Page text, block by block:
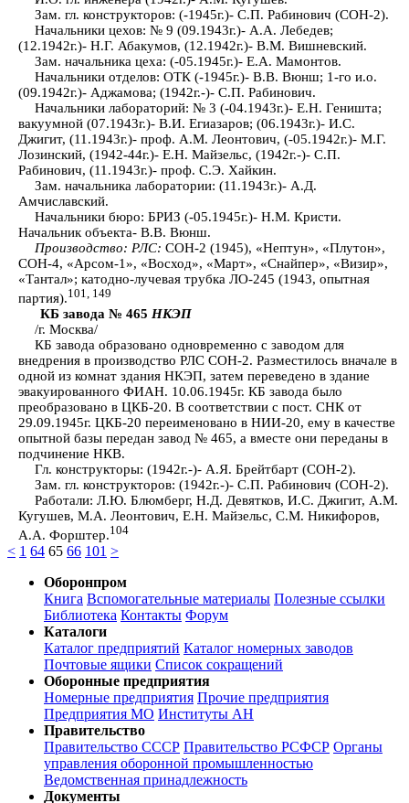
Зам. гл. конструкторов: (-1945г.)- С.П. Рабинович (СОН-2).
Начальники цехов: № 9 (09.1943г.)- А.А. Лебедев;
(12.1942г.)- Н.Г. Абакумов, (12.1942г.)- В.М. Вишневский.
Зам. начальника цеха: (-05.1945г.)- Е.А. Мамонтов.
Начальники отделов: ОТК (-1945г.)- В.В. Вюнш; 1-го и.о.
(09.1942г.)- Аджамова; (1942г.-)- С.П. Рабинович.
Начальники лабораторий: № 3 (-04.1943г.)- Е.Н. Геништа;
вакуумной (07.1943г.)- В.И. Егиазаров; (06.1943г.)- И.С.
Джигит, (11.1943г.)- проф. А.М. Леонтович, (-05.1942г.)- М.Г.
Лозинский, (1942-44г.)- Е.Н. Майзельс, (1942г.-)- С.П.
Рабинович, (11.1943г.)- проф. С.Э. Хайкин.
Зам. начальника лаборатории: (11.1943г.)- А.Д.
Амчиславский.
Начальники бюро: БРИЗ (-05.1945г.)- Н.М. Кристи.
Начальник объекта- В.В. Вюнш.
Производство: РЛС: СОН-2 (1945), «Нептун», «Плутон»,
СОН-4, «Арсом-1», «Восход», «Март», «Снайпер», «Визир»,
«Тантал»; катодно-лучевая трубка ЛО-245 (1943, опытная
партия).101, 149
КБ завода № 465 НКЭП
/г. Москва/
КБ завода образовано одновременно с заводом для
внедрения в производство РЛС СОН-2. Разместилось вначале в
одной из комнат здания НКЭП, затем переведено в здание
эвакуированного ФИАН. 10.06.1945г. КБ завода было
преобразовано в ЦКБ-20. В соответствии с пост. СНК от
29.09.1945г. ЦКБ-20 переименовано в НИИ-20, ему в качестве
опытной базы передан завод № 465, а вместе они переданы в
подчинение НКВ.
Гл. конструкторы: (1942г.-)- А.Я. Брейтбарт (СОН-2).
Зам. гл. конструкторов: (1942г.-)- С.П. Рабинович (СОН-2).
Работали: Л.Ю. Блюмберг, Н.Д. Девятков, И.С. Джигит, А.М.
Кугушев, М.А. Леонтович, Е.Н. Майзельс, С.М. Никифоров,
А.А. Форштер.104
< 1 64 65 66 101 >
Оборонпром
Книга Вспомогательные материалы Полезные ссылки
Библиотека Контакты Форум
Каталоги
Каталог предприятий Каталог номерных заводов
Почтовые ящики Список сокращений
Оборонные предприятия
Номерные предприятия Прочие предприятия
Предприятия МО Институты АН
Правительство
Правительство СССР Правительство РСФСР Органы
управления оборонной промышленностью
Ведомственная принадлежность
Документы